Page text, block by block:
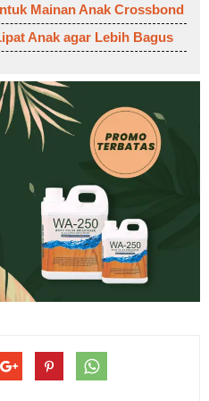
Mainan Anak Crossbond
Anak agar Lebih Bagus